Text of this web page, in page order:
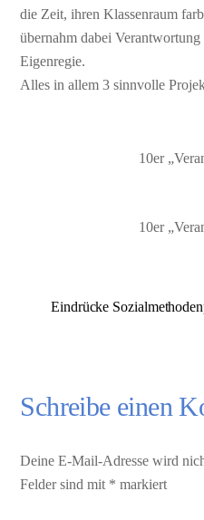
die Zeit, ihren Klassenraum
übernahm dabei
Eigenregie.
Alles in allem 3 sinnvolle
10er
10er
Eindrücke
Schreibe einen
Deine E-Mail-Adresse wird
Felder sind mit * markiert